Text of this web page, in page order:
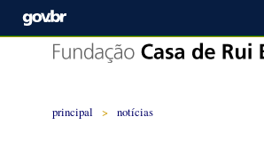
principal > notícias